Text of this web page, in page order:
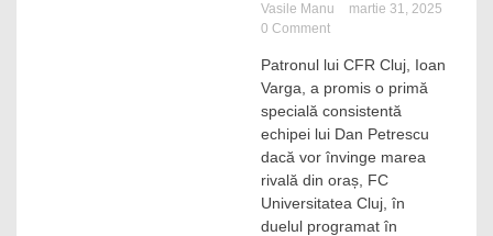
Vasile Manu
martie 31, 2025
0 Commenton
lui
CFR
Cluj
vor
o
primă
consistentă
în
Patronul lui CFR Cluj, Ioan
Varga, a promis o primă
specială consistentă
echipei lui Dan Petrescu
dacă vor învinge marea
rivală din oraș, FC
Universitatea Cluj, în
duelul programat în